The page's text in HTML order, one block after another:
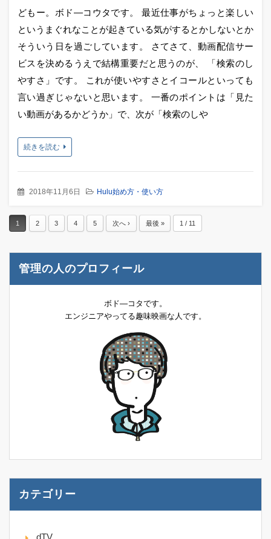
どもー。ボド―コウタです。 最近仕事がちょっと楽しい
というまぐれなことが起きている気がするとかしないとか
そういう日を過ごしています。 さてさて、動画配信サー
ビスを決めるうえで結構重要だと思うのが、 「検索のし
やすさ」です。 これが使いやすさとイコールといっても
言い過ぎじゃないと思います。 一番のポイントは「見た
い動画があるかどうか」で、次が「検索のしや
続きを読む
2018年11月6日 Hulu始め方・使い方
1 2 3 4 5 次へ › 最後 » 1 / 11
管理の人のプロフィール
ボド―コタです。
エンジニアやってる趣味映画な人です。
カテゴリー
dTV